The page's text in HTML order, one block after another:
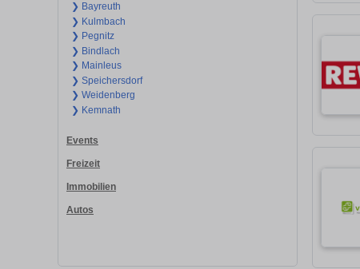
❯ Bayreuth
❯ Kulmbach
❯ Pegnitz
❯ Bindlach
❯ Mainleus
❯ Speichersdorf
❯ Weidenberg
❯ Kemnath
Events
Freizeit
Immobilien
Autos